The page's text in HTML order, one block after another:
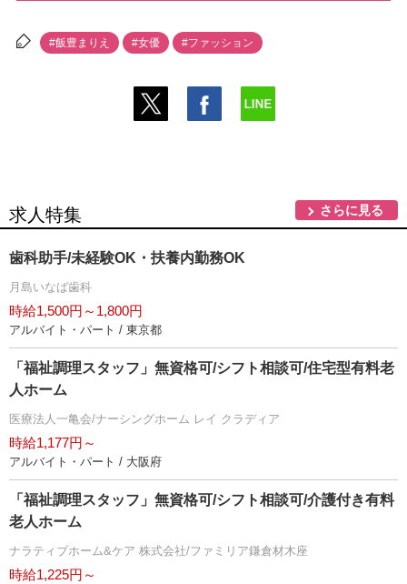
#飯豊まりえ #女優 #ファッション
求人特集 さらに見る
歯科助手/未経験OK・扶養内勤務OK
月島いなば歯科
時給1,500円～1,800円
アルバイト・パート / 東京都
「福祉調理スタッフ」無資格可/シフト相談可/住宅型有料老
人ホーム
医療法人一亀会/ナーシングホーム レイ クラディア
時給1,177円～
アルバイト・パート / 大阪府
「福祉調理スタッフ」無資格可/シフト相談可/介護付き有料
老人ホーム
ナラティブホーム&ケア 株式会社/ファミリア鎌倉材木座
時給1,225円～